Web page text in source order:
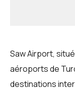
Saw Airport,
aéroports de
destinations